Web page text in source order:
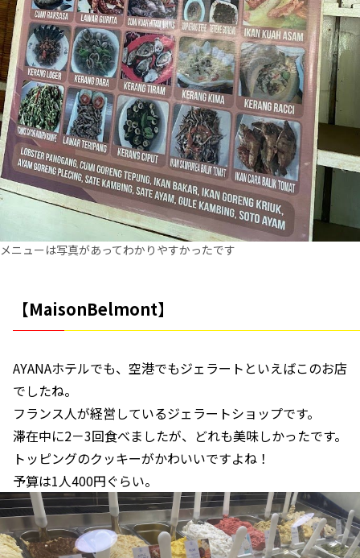
メニューは写真があってわかりやすかったです
【MaisonBelmont】
AYANAホテルでも、空港でもジェラートといえばこのお店
でしたね。
フランス人が経営しているジェラートショップです。
滞在中に2－3回食べましたが、どれも美味しかったです。
トッピングのクッキーがかわいいですよね！
予算は1人400円ぐらい。